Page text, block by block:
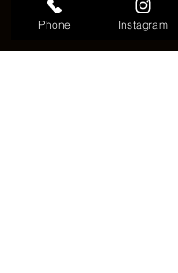
Phone Instagram